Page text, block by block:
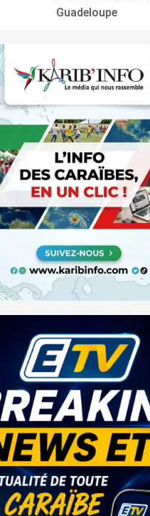
Guadeloupe